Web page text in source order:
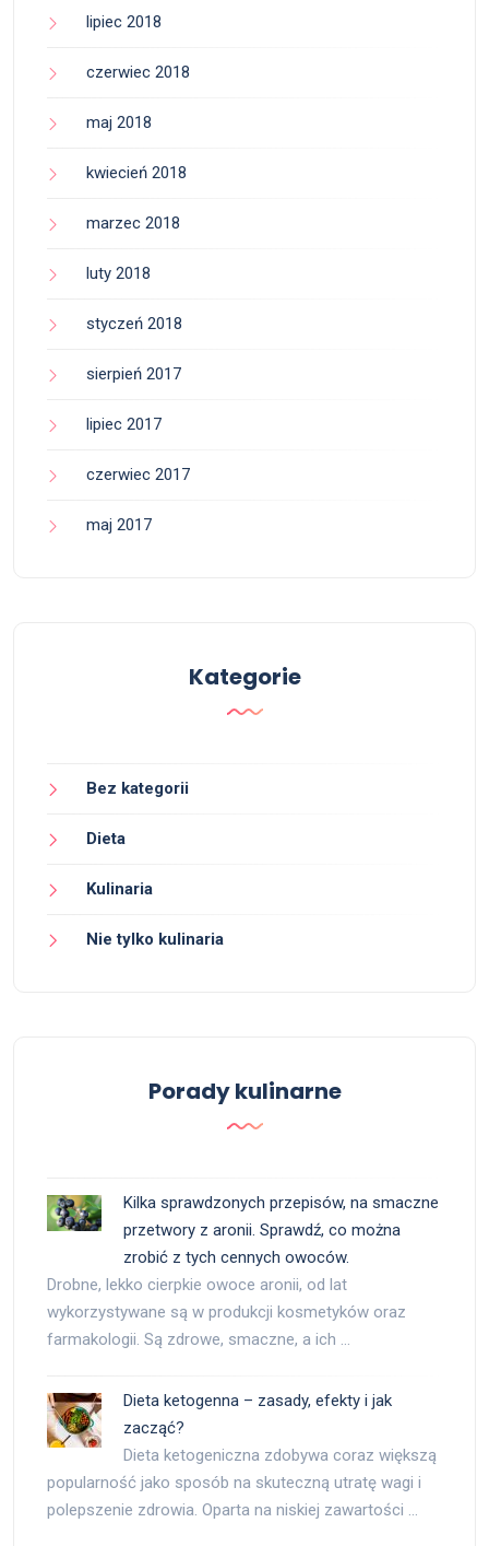
lipiec 2018
czerwiec 2018
maj 2018
kwiecień 2018
marzec 2018
luty 2018
styczeń 2018
sierpień 2017
lipiec 2017
czerwiec 2017
maj 2017
Kategorie
Bez kategorii
Dieta
Kulinaria
Nie tylko kulinaria
Porady kulinarne
Kilka sprawdzonych przepisów, na smaczne
przetwory z aronii. Sprawdź, co można
zrobić z tych cennych owoców.
Drobne, lekko cierpkie owoce aronii, od lat
wykorzystywane są w produkcji kosmetyków oraz
farmakologii. Są zdrowe, smaczne, a ich …
Dieta ketogenna – zasady, efekty i jak
zacząć?
Dieta ketogeniczna zdobywa coraz większą
popularność jako sposób na skuteczną utratę wagi i
polepszenie zdrowia. Oparta na niskiej zawartości …